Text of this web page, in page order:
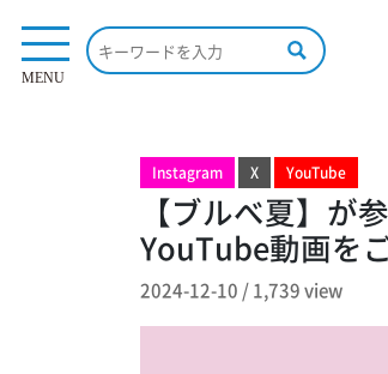
MENU
Instagram X YouTube
【ブルべ夏】が
YouTube動画を
2024-12-10 /1,739 view